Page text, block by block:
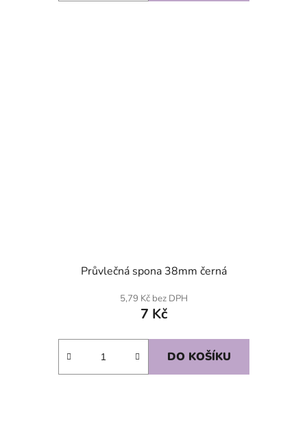
Průvlečná spona 38mm černá
5,79 Kč bez DPH
7 Kč
DO KOŠÍKU